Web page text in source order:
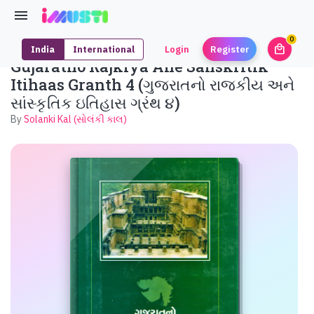
India International Login Register local_mall
0
Gujaratno Rajkiya Ane Sanskritik
Itihaas Granth 4 (ગુજરાતનો રાજકીય અને
સાંસ્કૃતિક ઇતિહાસ ગ્રંથ ૪)
BySolanki Kal (સોલંકી કાલ)